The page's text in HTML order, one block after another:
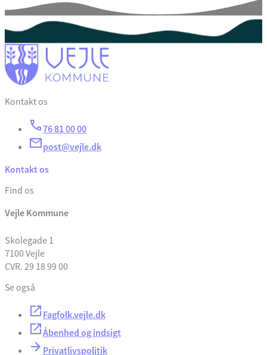
Kontakt os
76 81 00 00
post@vejle.dk
Kontakt os
Find os
Vejle Kommune
Skolegade 1
7100 Vejle
CVR. 29 18 99 00
Se også
Fagfolk.vejle.dk
Åbenhed og indsigt
Privatlivspolitik